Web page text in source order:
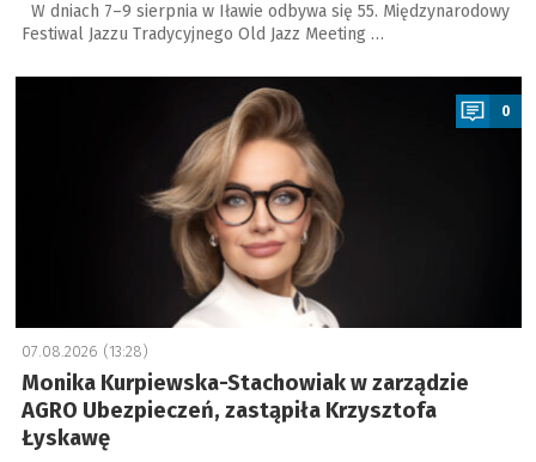
W dniach 7–9 sierpnia w Iławie odbywa się 55. Międzynarodowy
Festiwal Jazzu Tradycyjnego Old Jazz Meeting …
a
0
07.08.2026 (13:28)
Monika Kurpiewska-Stachowiak w zarządzie
AGRO Ubezpieczeń, zastąpiła Krzysztofa
Łyskawę